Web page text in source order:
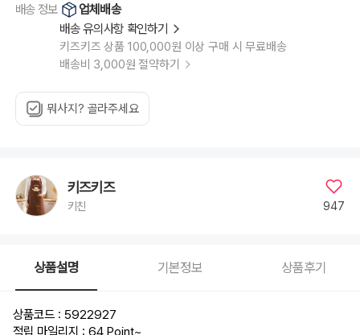
배송 정보
업체배송
배송 유의사항 확인하기
키즈키즈 상품 100,000원 이상 구매 시 무료배송
배송비 3,000원 절약하기
뭐사지? 골라주세요
키즈키즈
키친 947
상품설명 기본정보 상품후기
상품코드 : 5922927
적립 마일리지 : 64 Point~